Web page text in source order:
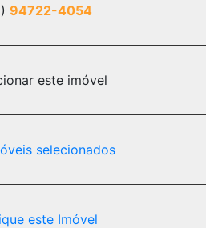
94722-4054
este imóvel
selecionados
este Imóvel